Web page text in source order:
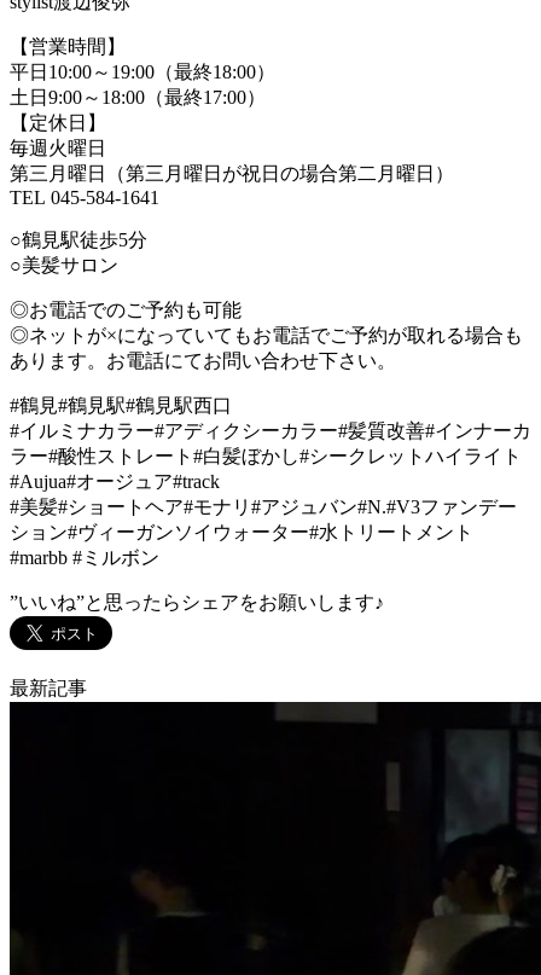
【営業時間】
平日10:00～19:00（最終18:00）
土日9:00～18:00（最終17:00）
【定休日】
毎週火曜日
第三月曜日（第三月曜日が祝日の場合第二月曜日）
TEL 045-584-1641
○鶴見駅徒歩5分
○美髪サロン
◎お電話でのご予約も可能
◎ネットが×になっていてもお電話でご予約が取れる場合も
あります。お電話にてお問い合わせ下さい。
#鶴見#鶴見駅#鶴見駅西口
#イルミナカラー#アディクシーカラー#髪質改善#インナーカ
ラー#酸性ストレート#白髪ぼかし#シークレットハイライト
#Aujua#オージュア#track
#美髪#ショートヘア#モナリ#アジュバン#N.#V3ファンデー
ション#ヴィーガンソイウォーター#水トリートメント
#marbb #ミルボン
”いいね”と思ったらシェアをお願いします♪
最新記事